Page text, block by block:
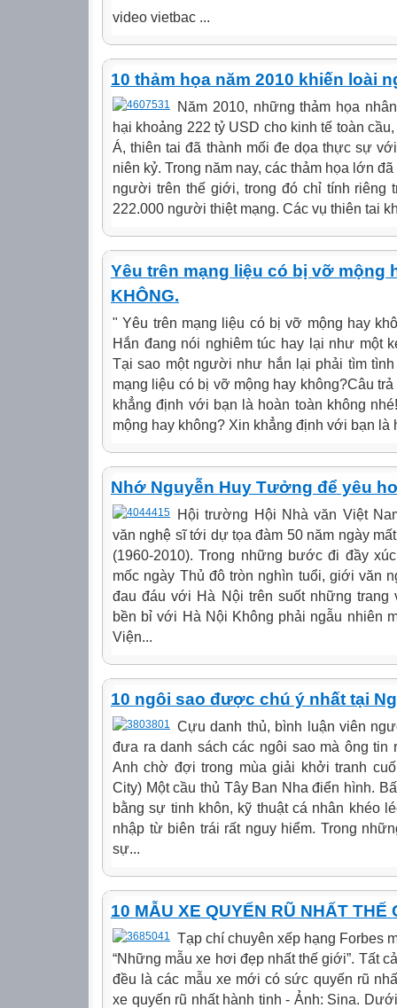
video vietbac ...
10 thảm họa năm 2010 khiến loài
Năm 2010, những thảm họa
hại khoảng 222 tỷ USD cho kinh tế toàn
Á, thiên tai đã thành mối đe dọa thực sự
niên kỷ. Trong năm nay, các thảm họa lớn
người trên thế giới, trong đó chỉ tính riêng
222.000 người thiệt mạng. Các vụ thiên tai
Yêu trên mạng liệu có bị vỡ mộng
KHÔNG.
" Yêu trên mạng liệu có bị vỡ mộng hay
Hắn đang nói nghiêm túc hay lại như một
Tại sao một người như hắn lại phải tìm
mạng liệu có bị vỡ mộng hay không?Câu
khẳng định với bạn là hoàn toàn không
mộng hay không? Xin khẳng định với bạn là
Nhớ Nguyễn Huy Tưởng để yêu
Hội trường Hội Nhà văn Việt
văn nghệ sĩ tới dự tọa đàm 50 năm ngày
(1960-2010). Trong những bước đi đầy
mốc ngày Thủ đô tròn nghìn tuổi, giới văn
đau đáu với Hà Nội trên suốt những
bền bỉ với Hà Nội Không phải ngẫu nhiên
Viện...
10 ngôi sao được chú ý nhất tại
Cựu danh thủ, bình luận viên
đưa ra danh sách các ngôi sao mà ông
Anh chờ đợi trong mùa giải khởi tranh
City) Một cầu thủ Tây Ban Nha điển hình.
bằng sự tinh khôn, kỹ thuật cá nhân khéo
nhập từ biên trái rất nguy hiểm. Trong
sự...
10 MẪU XE QUYẾN RŨ NHẤT THẾ
Tạp chí chuyên xếp hạng Forbes
“Những mẫu xe hơi đẹp nhất thế giới”. Tất
đều là các mẫu xe mới có sức quyến rũ
xe quyến rũ nhất hành tinh - Ảnh: Sina.